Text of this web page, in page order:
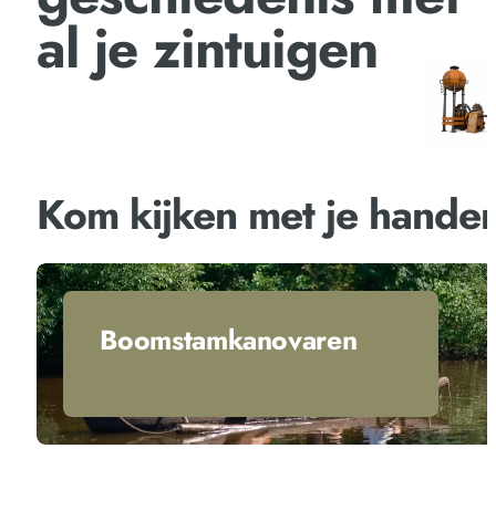
al je zintuigen
Kom kijken met je
Boomstamkanovaren